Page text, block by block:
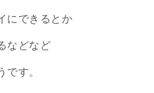
にできるとか
などなど
す。